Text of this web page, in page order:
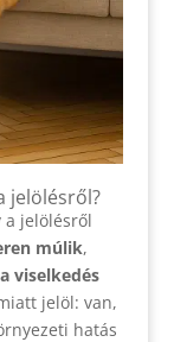
jelölésről?
a jelölésről
múlik,
viselkedés
jelöl: van,
hatás